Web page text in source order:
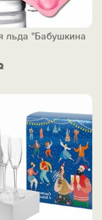
льда "Бабушкина